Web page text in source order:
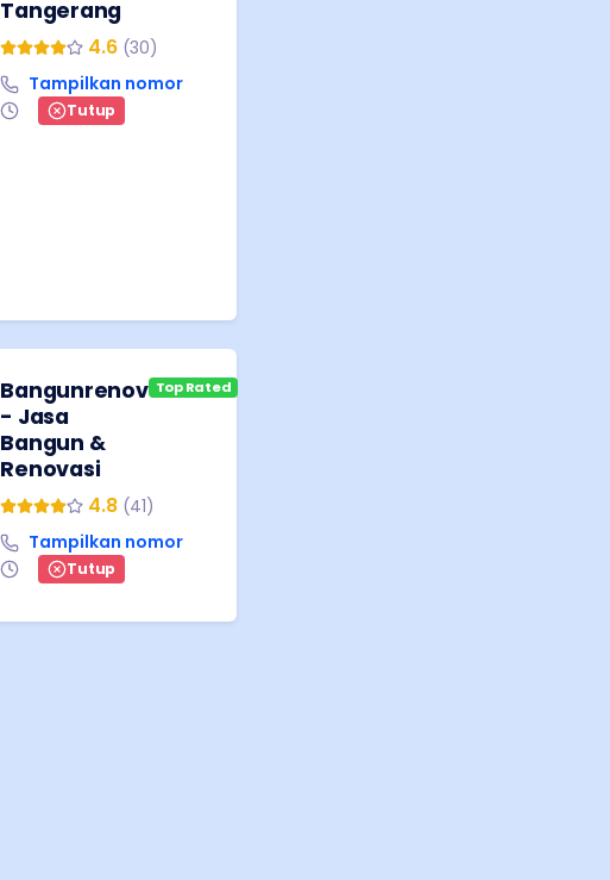
Tangerang
4.6 (30)
Tampilkan nomor
Tutup
Bangunrenov
- Jasa
Bangun &
Renovasi
Top Rated
4.8 (41)
Tampilkan nomor
Tutup